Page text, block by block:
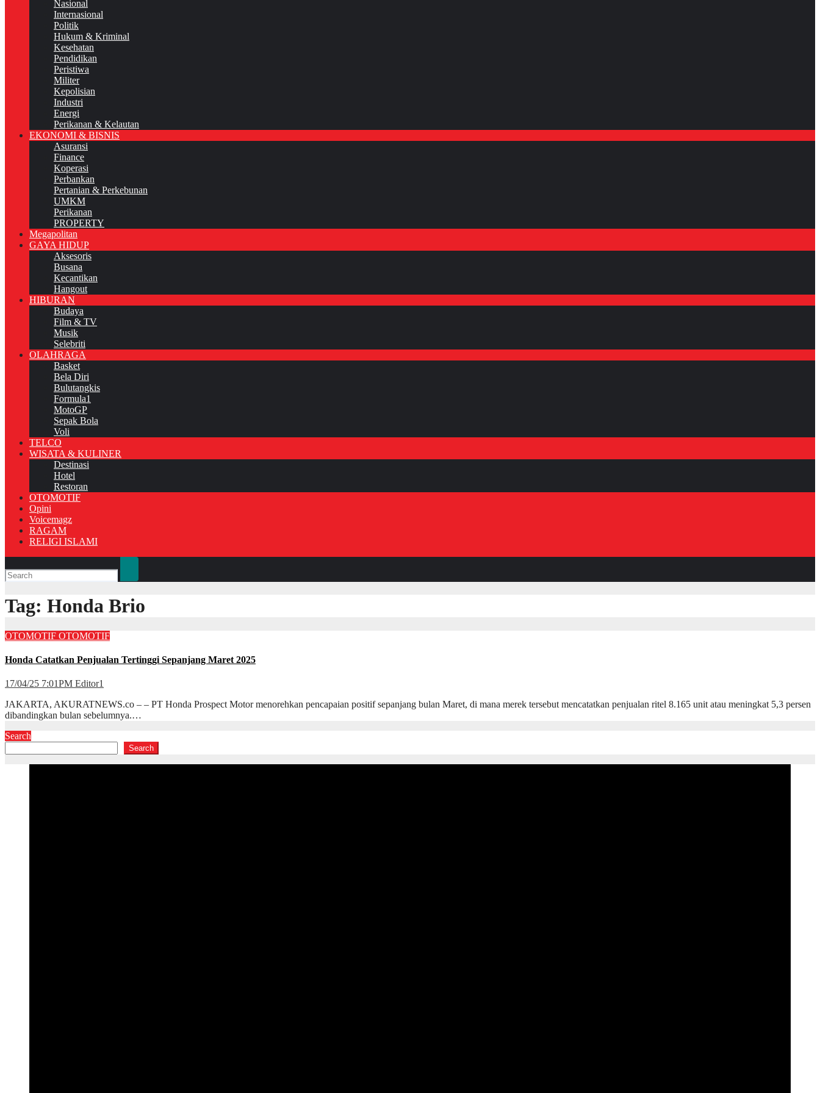
Nasional
Internasional
Politik
Hukum & Kriminal
Kesehatan
Pendidikan
Peristiwa
Militer
Kepolisian
Industri
Energi
Perikanan & Kelautan
EKONOMI & BISNIS
Asuransi
Finance
Koperasi
Perbankan
Pertanian & Perkebunan
UMKM
Perikanan
PROPERTY
Megapolitan
GAYA HIDUP
Aksesoris
Busana
Kecantikan
Hangout
HIBURAN
Budaya
Film & TV
Musik
Selebriti
OLAHRAGA
Basket
Bela Diri
Bulutangkis
Formula1
MotoGP
Sepak Bola
Voli
TELCO
WISATA & KULINER
Destinasi
Hotel
Restoran
OTOMOTIF
Opini
Voicemagz
RAGAM
RELIGI ISLAMI
Tag: Honda Brio
OTOMOTIF OTOMOTIF
Honda Catatkan Penjualan Tertinggi Sepanjang Maret 2025
17/04/25 7:01PM Editor1
JAKARTA, AKURATNEWS.co – – PT Honda Prospect Motor menorehkan pencapaian positif sepanjang bulan Maret, di mana merek tersebut mencatatkan penjualan ritel 8.165 unit atau meningkat 5,3 persen
dibandingkan bulan sebelumnya.…
Search
Search